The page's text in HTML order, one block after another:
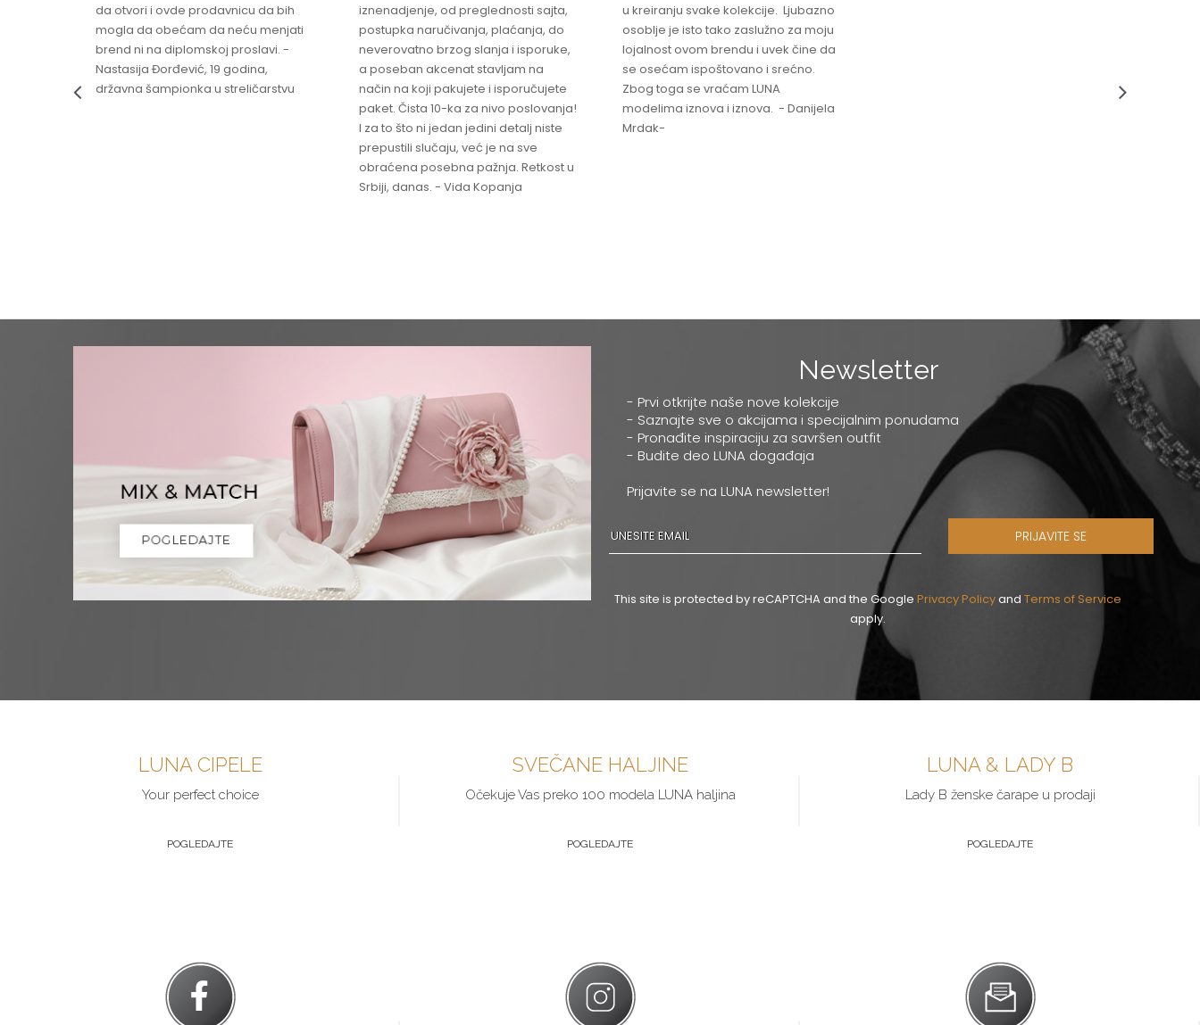
da otvori i ovde prodavnicu da bih
mogla da obećam da neću menjati
brend ni na diplomskoj proslavi. -
Nastasija Đorđević, 19 godina,
državna šampionka u streličarstvu
iznenadjenje, od preglednosti sajta,
postupka naručivanja, plaćanja, do
neverovatno brzog slanja i isporuke,
a poseban akcenat stavljam na
način na koji pakujete i isporučujete
paket. Čista 10-ka za nivo poslovanja!
I za to što ni jedan jedini detalj niste
prepustili slučaju, već je na sve
obraćena posebna pažnja. Retkost u
Srbiji, danas. - Vida Kopanja
u kreiranju svake kolekcije. Ljubazno
osoblje je isto tako zaslužno za moju
lojalnost ovom brendu i uvek čine da
se osećam ispoštovano i srećno.
Zbog toga se vraćam LUNA
modelima iznova i iznova. - Danijela
Mrdak-
Newsletter
- Prvi otkrijte naše nove kolekcije
- Saznajte sve o akcijama i specijalnim ponudama
- Pronađite inspiraciju za savršen outfit
- Budite deo LUNA događaja
Prijavite se na LUNA newsletter!
PRIJAVITE SE
This site is protected by reCAPTCHA and the Google Privacy Policyand Terms of Service
apply.
LUNA CIPELE
Your perfect choice
POGLEDAJTE
SVEČANE HALJINE
Očekuje Vas preko 100 modela LUNA haljina
POGLEDAJTE
LUNA & LADY B
Lady B ženske čarape u prodaji
POGLEDAJTE